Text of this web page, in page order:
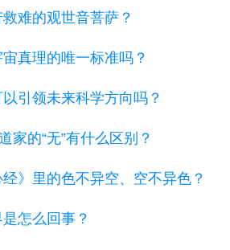
难的观世音菩萨？
真理的唯一标准吗？
引领未来科学方向吗？
家的“无”有什么区别？
》里的色不异空、空不异色？
怎么回事？